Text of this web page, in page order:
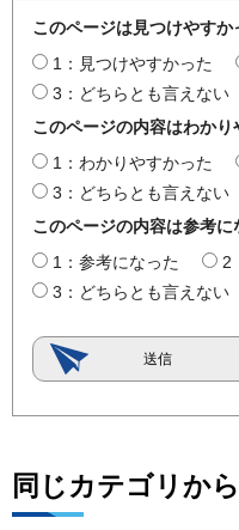
このページは見つけやすか
1：見つけやすかった
3：どちらとも言えない
このページの内容はわかり
1：わかりやすかった
3：どちらとも言えない
このページの内容は参考に
1：参考になった
2
3：どちらとも言えない
同じカテゴリか